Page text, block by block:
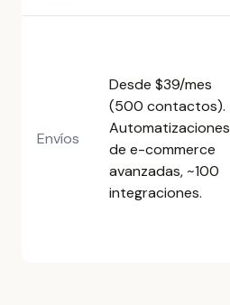
Envíos
Desde $39/mes
(500 contactos).
Automatizaciones
de e-commerce
avanzadas, ~100
integraciones.